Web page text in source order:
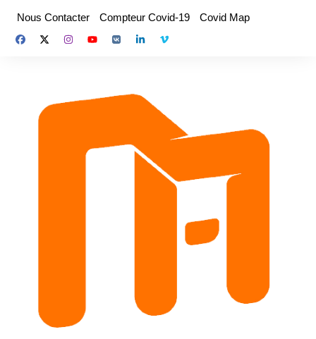
contenu
Nous Contacter Compteur Covid-19 Covid Map